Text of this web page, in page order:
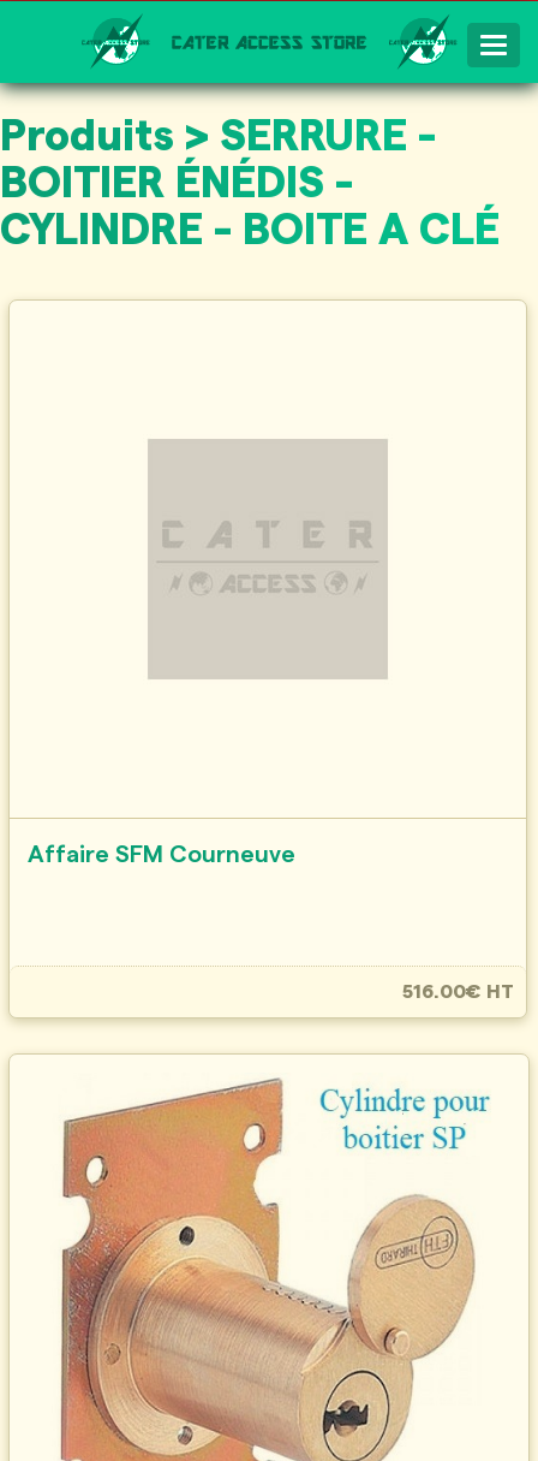
Produits > SERRURE -
BOITIER ÉNÉDIS -
CYLINDRE - BOITE A CLÉ
Affaire SFM Courneuve
516.00€ HT